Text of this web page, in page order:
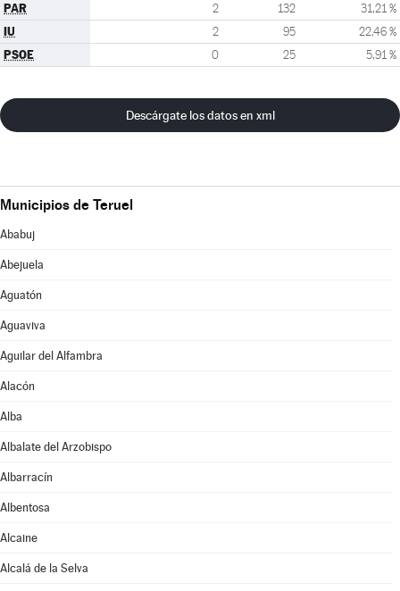
PAR 2 132 31,21 %
IU 2 95 22,46 %
PSOE 0 25 5,91 %
Descárgate los datos en xml
Municipios de Teruel
Ababuj
Abejuela
Aguatón
Aguaviva
Aguilar del Alfambra
Alacón
Alba
Albalate del Arzobispo
Albarracín
Albentosa
Alcaine
Alcalá de la Selva